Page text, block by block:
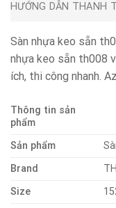
HƯỚNG DẪN THANH
Sàn nhựa keo sẵn
nhựa keo sẵn th008
ích, thi công nhanh.
Thông tin sản
phẩm
Sản phẩm
Brand
Size